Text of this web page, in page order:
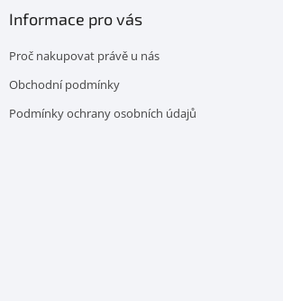
Informace pro vás
Proč nakupovat právě u nás
Obchodní podmínky
Podmínky ochrany osobních údajů